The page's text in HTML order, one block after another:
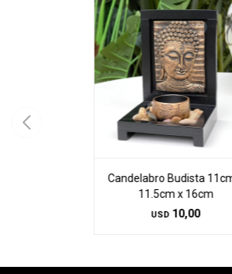
Candelabro Budista
11.5cm x 16cm
USD 10,00